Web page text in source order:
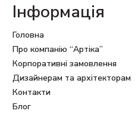
Інформація
Головна
Про компанію “Артіка”
Корпоративні замовлення
Дизайнерам та архітекторам
Контакти
Блог